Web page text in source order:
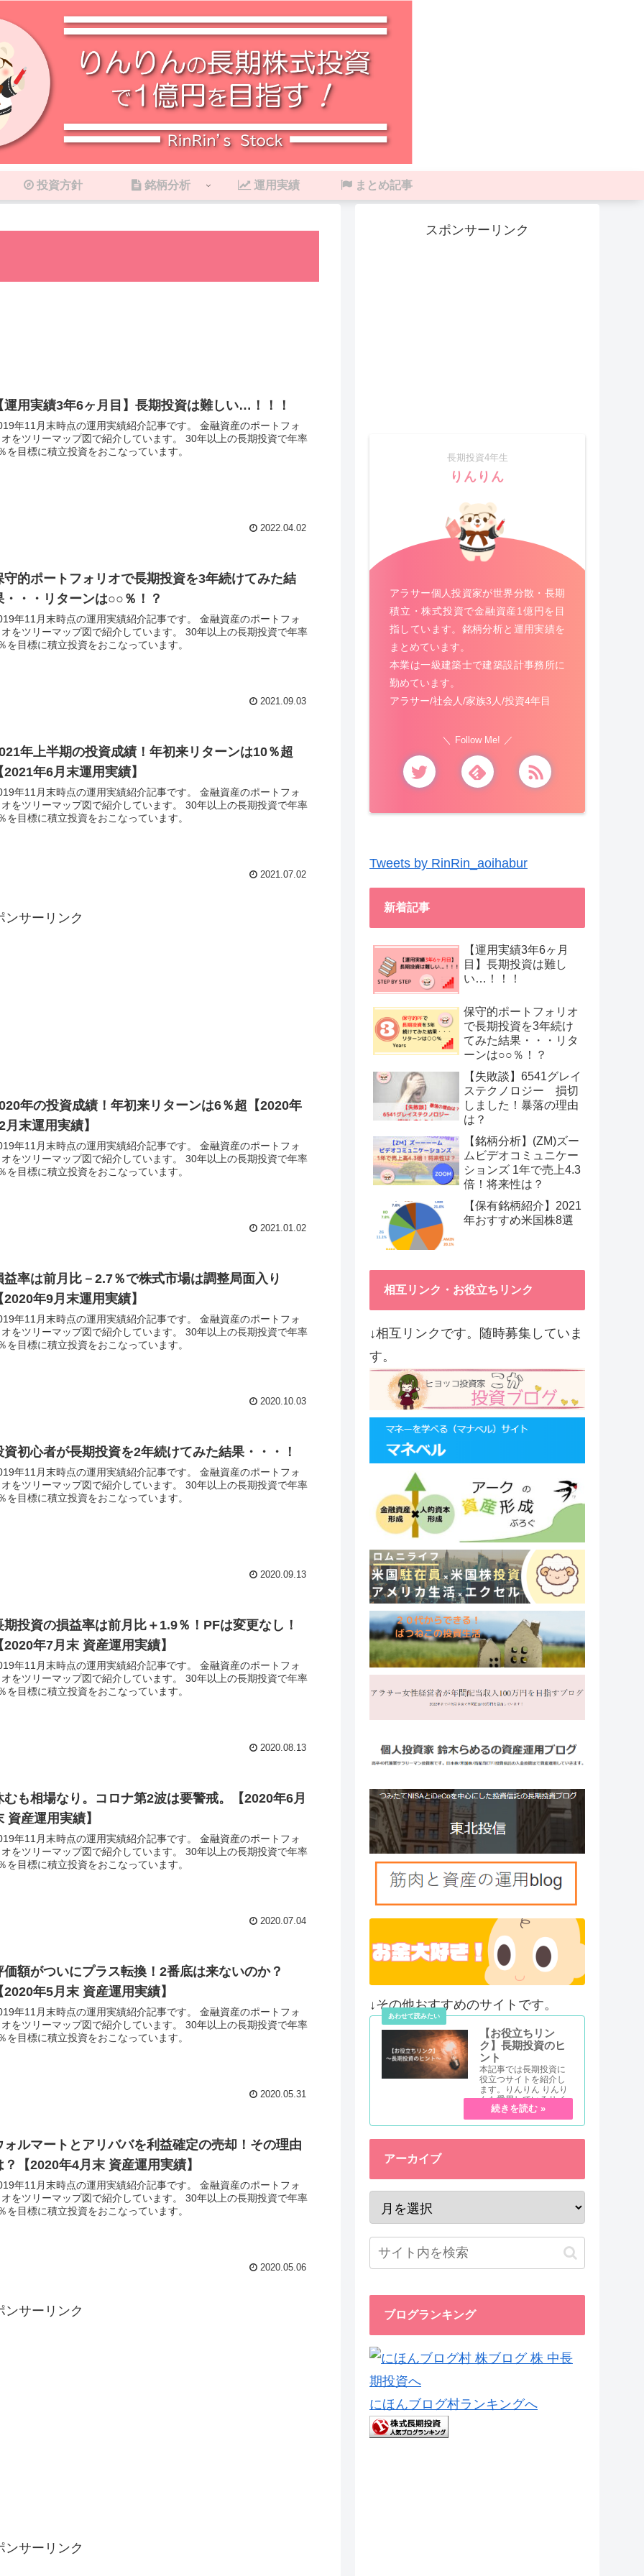
投資方針 銘柄分析 運用実績 まとめ記事
運用実績3年6ヶ月目】長期投資は難しい…！！！
年11月末時点の運用実績紹介記事です。 金融資産のポートフォ
をツリーマップ図で紹介しています。 30年以上の長期投資で年率
を目標に積立投資をおこなっています。
2022.04.02
守的ポートフォリオで長期投資を3年続けてみた結
・・・リターンは○○％！？
年11月末時点の運用実績紹介記事です。 金融資産のポートフォ
をツリーマップ図で紹介しています。 30年以上の長期投資で年率
を目標に積立投資をおこなっています。
2021.09.03
年上半期の投資成績！年初来リターンは10％超
2021年6月末運用実績】
年11月末時点の運用実績紹介記事です。 金融資産のポートフォ
をツリーマップ図で紹介しています。 30年以上の長期投資で年率
を目標に積立投資をおこなっています。
2021.07.02
ンサーリンク
年の投資成績！年初来リターンは6％超【2020年
月末運用実績】
年11月末時点の運用実績紹介記事です。 金融資産のポートフォ
をツリーマップ図で紹介しています。 30年以上の長期投資で年率
を目標に積立投資をおこなっています。
2021.01.02
益率は前月比－2.7％で株式市場は調整局面入り
2020年9月末運用実績】
年11月末時点の運用実績紹介記事です。 金融資産のポートフォ
をツリーマップ図で紹介しています。 30年以上の長期投資で年率
を目標に積立投資をおこなっています。
2020.10.03
資初心者が長期投資を2年続けてみた結果・・・！
年11月末時点の運用実績紹介記事です。 金融資産のポートフォ
をツリーマップ図で紹介しています。 30年以上の長期投資で年率
を目標に積立投資をおこなっています。
2020.09.13
期投資の損益率は前月比＋1.9％！PFは変更なし！
2020年7月末 資産運用実績】
年11月末時点の運用実績紹介記事です。 金融資産のポートフォ
をツリーマップ図で紹介しています。 30年以上の長期投資で年率
を目標に積立投資をおこなっています。
2020.08.13
むも相場なり。コロナ第2波は要警戒。【2020年6月
資産運用実績】
年11月末時点の運用実績紹介記事です。 金融資産のポートフォ
をツリーマップ図で紹介しています。 30年以上の長期投資で年率
を目標に積立投資をおこなっています。
2020.07.04
価額がついにプラス転換！2番底は来ないのか？
2020年5月末 資産運用実績】
年11月末時点の運用実績紹介記事です。 金融資産のポートフォ
をツリーマップ図で紹介しています。 30年以上の長期投資で年率
を目標に積立投資をおこなっています。
2020.05.31
ォルマートとアリババを利益確定の売却！その理由
？【2020年4月末 資産運用実績】
年11月末時点の運用実績紹介記事です。 金融資産のポートフォ
をツリーマップ図で紹介しています。 30年以上の長期投資で年率
を目標に積立投資をおこなっています。
2020.05.06
ンサーリンク
ンサーリンク
スポンサーリンク
長期投資4年生
りんりん
アラサー個人投資家が世界分散・長期
積立・株式投資で金融資産1億円を目
指しています。銘柄分析と運用実績を
まとめています。
本業は一級建築士で建築設計事務所に
勤めています。
アラサー/社会人/家族3人/投資4年目
Follow Me!
Tweets by RinRin_aoihabur
新着記事
【運用実績3年6ヶ月
目】長期投資は難し
い…！！！
保守的ポートフォリオ
で長期投資を3年続け
てみた結果・・・リタ
ーンは○○％！？
【失敗談】6541グレイ
ステクノロジー 損切
しました！暴落の理由
は？
【銘柄分析】(ZM)ズー
ムビデオコミュニケー
ションズ 1年で売上4.3
倍！将来性は？
【保有銘柄紹介】2021
年おすすめ米国株8選
相互リンク・お役立ちリンク
↓相互リンクです。随時募集していま
す。
↓その他おすすめのサイトです。
【お役立ちリン
ク】長期投資のヒ
ント
本記事では長期投資に
役立つサイトを紹介し
ます。りんりん りんり
んも愛用しているサイ
トだよ！ 長期投資を始
めるにあたって、参考
リ別に紹介していきま
アーカイブ
ブログランキング
にほんブログ村ランキングへ